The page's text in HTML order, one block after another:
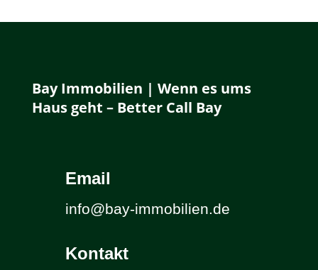
Bay Immobilien | Wenn es ums
Haus geht – Better Call Bay
Email
info@bay-immobilien.de
Kontakt